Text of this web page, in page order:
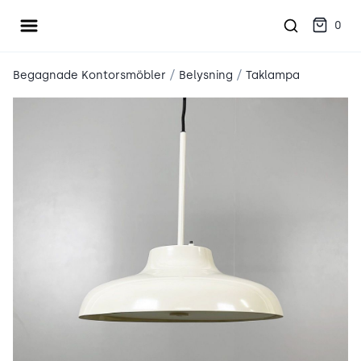
Öppna meny 0
Begagnade Kontorsmöbler / Belysning / Taklampa